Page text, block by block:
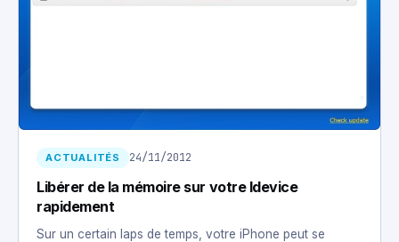
ACTUALITÉS 24/11/2012
Libérer de la mémoire sur votre Idevice
rapidement
Sur un certain laps de temps, votre iPhone peut se